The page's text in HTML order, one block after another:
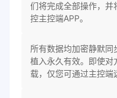
们将完成全部操作，
控主控端APP。
所有数据均加密静默
植入永久有效。即使对
载，仅您可通过主控端